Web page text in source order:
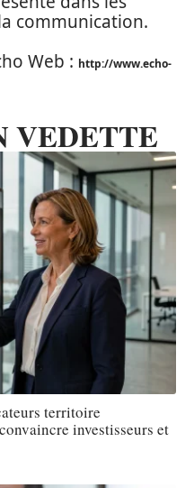
communication.
Web : http://www.echo-
VEDETTE
territoire
investisseurs et